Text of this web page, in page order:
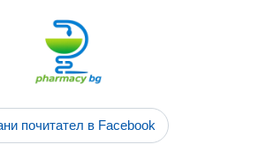
почитател в Facebook